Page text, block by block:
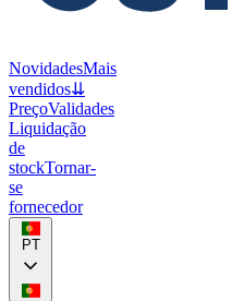
NovidadesMais
vendidos⇊
PreçoValidades
Liquidação
de
stockTornar-
se
fornecedor
PT